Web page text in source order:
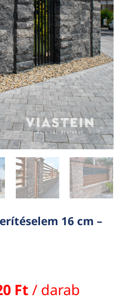
16 cm –
Ft / darab